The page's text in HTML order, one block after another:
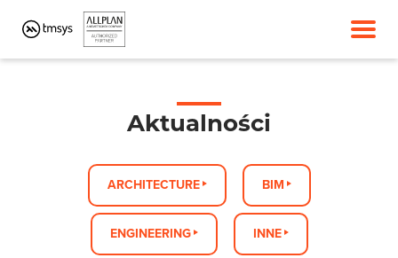
Aktualności
ARCHITECTURE BIM
ENGINEERING INNE